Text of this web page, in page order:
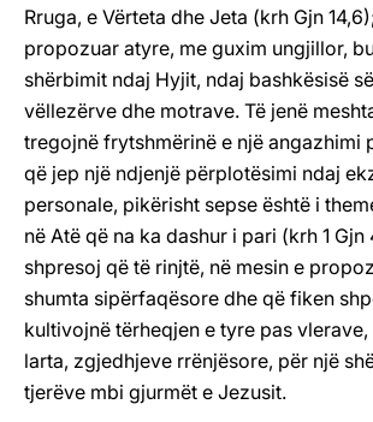
Rruga, e Vërteta dhe Jeta (krh Gjn
propozuar atyre, me guxim ungjillor,
shërbimit ndaj Hyjit, ndaj bashkësisë
vëllezërve dhe motrave. Të jenë
tregojnë frytshmërinë e një angazhimi
që jep një ndjenjë përplotësimi ndaj
personale, pikërisht sepse është i
në Atë që na ka dashur i pari (krh 1 Gjn
shpresoj që të rinjtë, në mesin e
shumta sipërfaqësore dhe që fiken
kultivojnë tërheqjen e tyre pas
larta, zgjedhjeve rrënjësore, për një
tjerëve mbi gjurmët e Jezusit.